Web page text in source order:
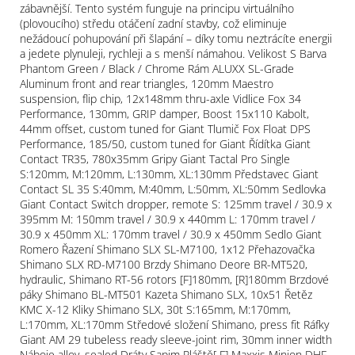
zábavnější. Tento systém funguje na principu virtuálního
(plovoucího) středu otáčení zadní stavby, což eliminuje
nežádoucí pohupování při šlapání – díky tomu neztrácíte energii
a jedete plynuleji, rychleji a s menší námahou. Velikost S Barva
Phantom Green / Black / Chrome Rám ALUXX SL-Grade
Aluminum front and rear triangles, 120mm Maestro
suspension, flip chip, 12x148mm thru-axle Vidlice Fox 34
Performance, 130mm, GRIP damper, Boost 15x110 Kabolt,
44mm offset, custom tuned for Giant Tlumič Fox Float DPS
Performance, 185/50, custom tuned for Giant Řídítka Giant
Contact TR35, 780x35mm Gripy Giant Tactal Pro Single
S:120mm, M:120mm, L:130mm, XL:130mm Představec Giant
Contact SL 35 S:40mm, M:40mm, L:50mm, XL:50mm Sedlovka
Giant Contact Switch dropper, remote S: 125mm travel / 30.9 x
395mm M: 150mm travel / 30.9 x 440mm L: 170mm travel /
30.9 x 450mm XL: 170mm travel / 30.9 x 450mm Sedlo Giant
Romero Řazení Shimano SLX SL-M7100, 1x12 Přehazovačka
Shimano SLX RD-M7100 Brzdy Shimano Deore BR-MT520,
hydraulic, Shimano RT-56 rotors [F]180mm, [R]180mm Brzdové
páky Shimano BL-MT501 Kazeta Shimano SLX, 10x51 Řetěz
KMC X-12 Kliky Shimano SLX, 30t S:165mm, M:170mm,
L:170mm, XL:170mm Středové složení Shimano, press fit Ráfky
Giant AM 29 tubeless ready sleeve-joint rim, 30mm inner width